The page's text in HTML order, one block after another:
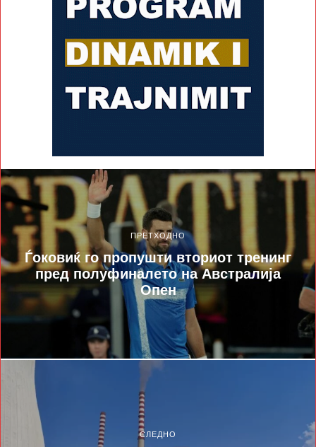
ПРЕТХОДНО
Ѓоковиќ го пропушти вториот тренинг
пред полуфиналето на Австралија
Опен
СЛЕДНО